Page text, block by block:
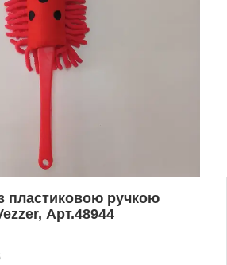
пластиковою ручкою
Арт.48944